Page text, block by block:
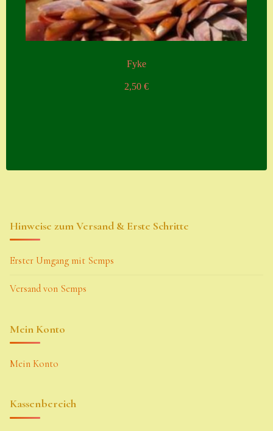
Fyke
2,50 €
Hinweise zum Versand & Erste Schritte
Erster Umgang mit Semps
Versand von Semps
Mein Konto
Mein Konto
Kassenbereich